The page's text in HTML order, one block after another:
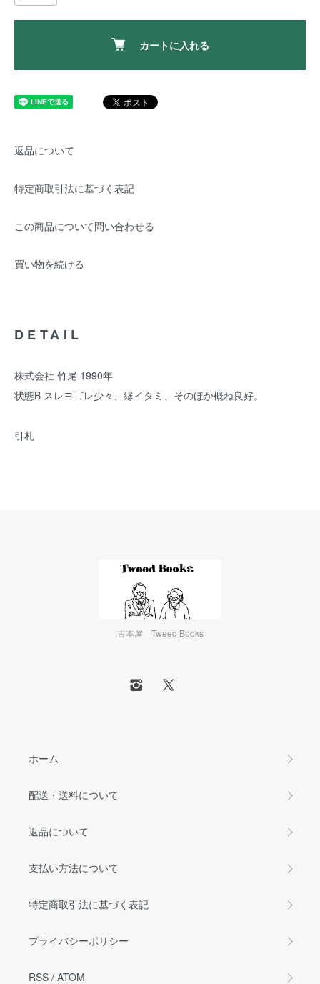
カートに入れる
返品について
特定商取引法に基づく表記
この商品について問い合わせる
買い物を続ける
DETAIL
株式会社 竹尾 1990年
状態B スレヨゴレ少々、縁イタミ、そのほか概ね良好。
引札
古本屋 Tweed Books
ホーム
配送・送料について
返品について
支払い方法について
特定商取引法に基づく表記
プライバシーポリシー
RSS / ATOM